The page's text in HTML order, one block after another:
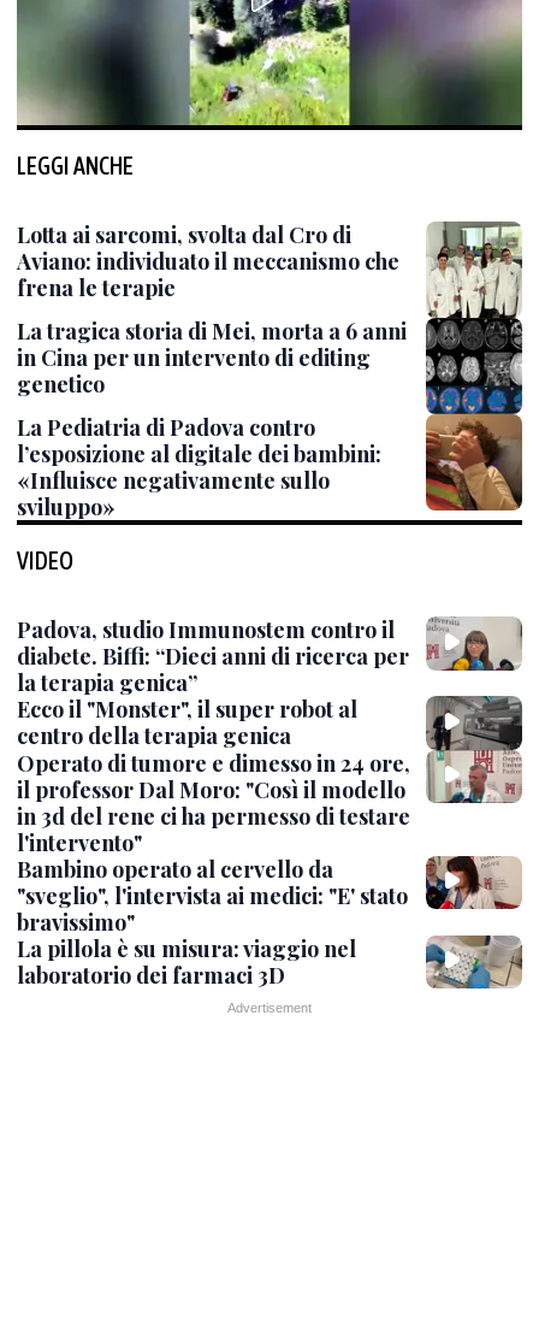
LEGGI ANCHE
Lotta ai sarcomi, svolta dal Cro di
Aviano: individuato il meccanismo che
frena le terapie
La tragica storia di Mei, morta a 6 anni
in Cina per un intervento di editing
genetico
La Pediatria di Padova contro
l’esposizione al digitale dei bambini:
«Influisce negativamente sullo
sviluppo»
VIDEO
Padova, studio Immunostem contro il
diabete. Biffi: “Dieci anni di ricerca per
la terapia genica”
Ecco il "Monster", il super robot al
centro della terapia genica
Operato di tumore e dimesso in 24 ore,
il professor Dal Moro: "Così il modello
in 3d del rene ci ha permesso di testare
l'intervento"
Bambino operato al cervello da
"sveglio", l'intervista ai medici: "E' stato
bravissimo"
La pillola è su misura: viaggio nel
laboratorio dei farmaci 3D